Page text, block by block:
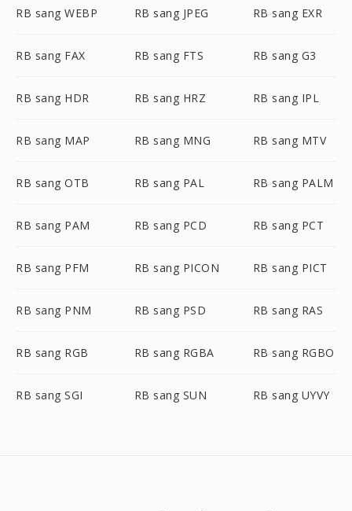
RB sang WEBP RB sang JPEG RB sang EXR
RB sang FAX RB sang FTS RB sang G3
RB sang HDR RB sang HRZ RB sang IPL
RB sang MAP RB sang MNG RB sang MTV
RB sang OTB RB sang PAL RB sang PALM
RB sang PAM RB sang PCD RB sang PCT
RB sang PFM RB sang PICON RB sang PICT
RB sang PNM RB sang PSD RB sang RAS
RB sang RGB RB sang RGBA RB sang RGBO
RB sang SGI RB sang SUN RB sang UYVY